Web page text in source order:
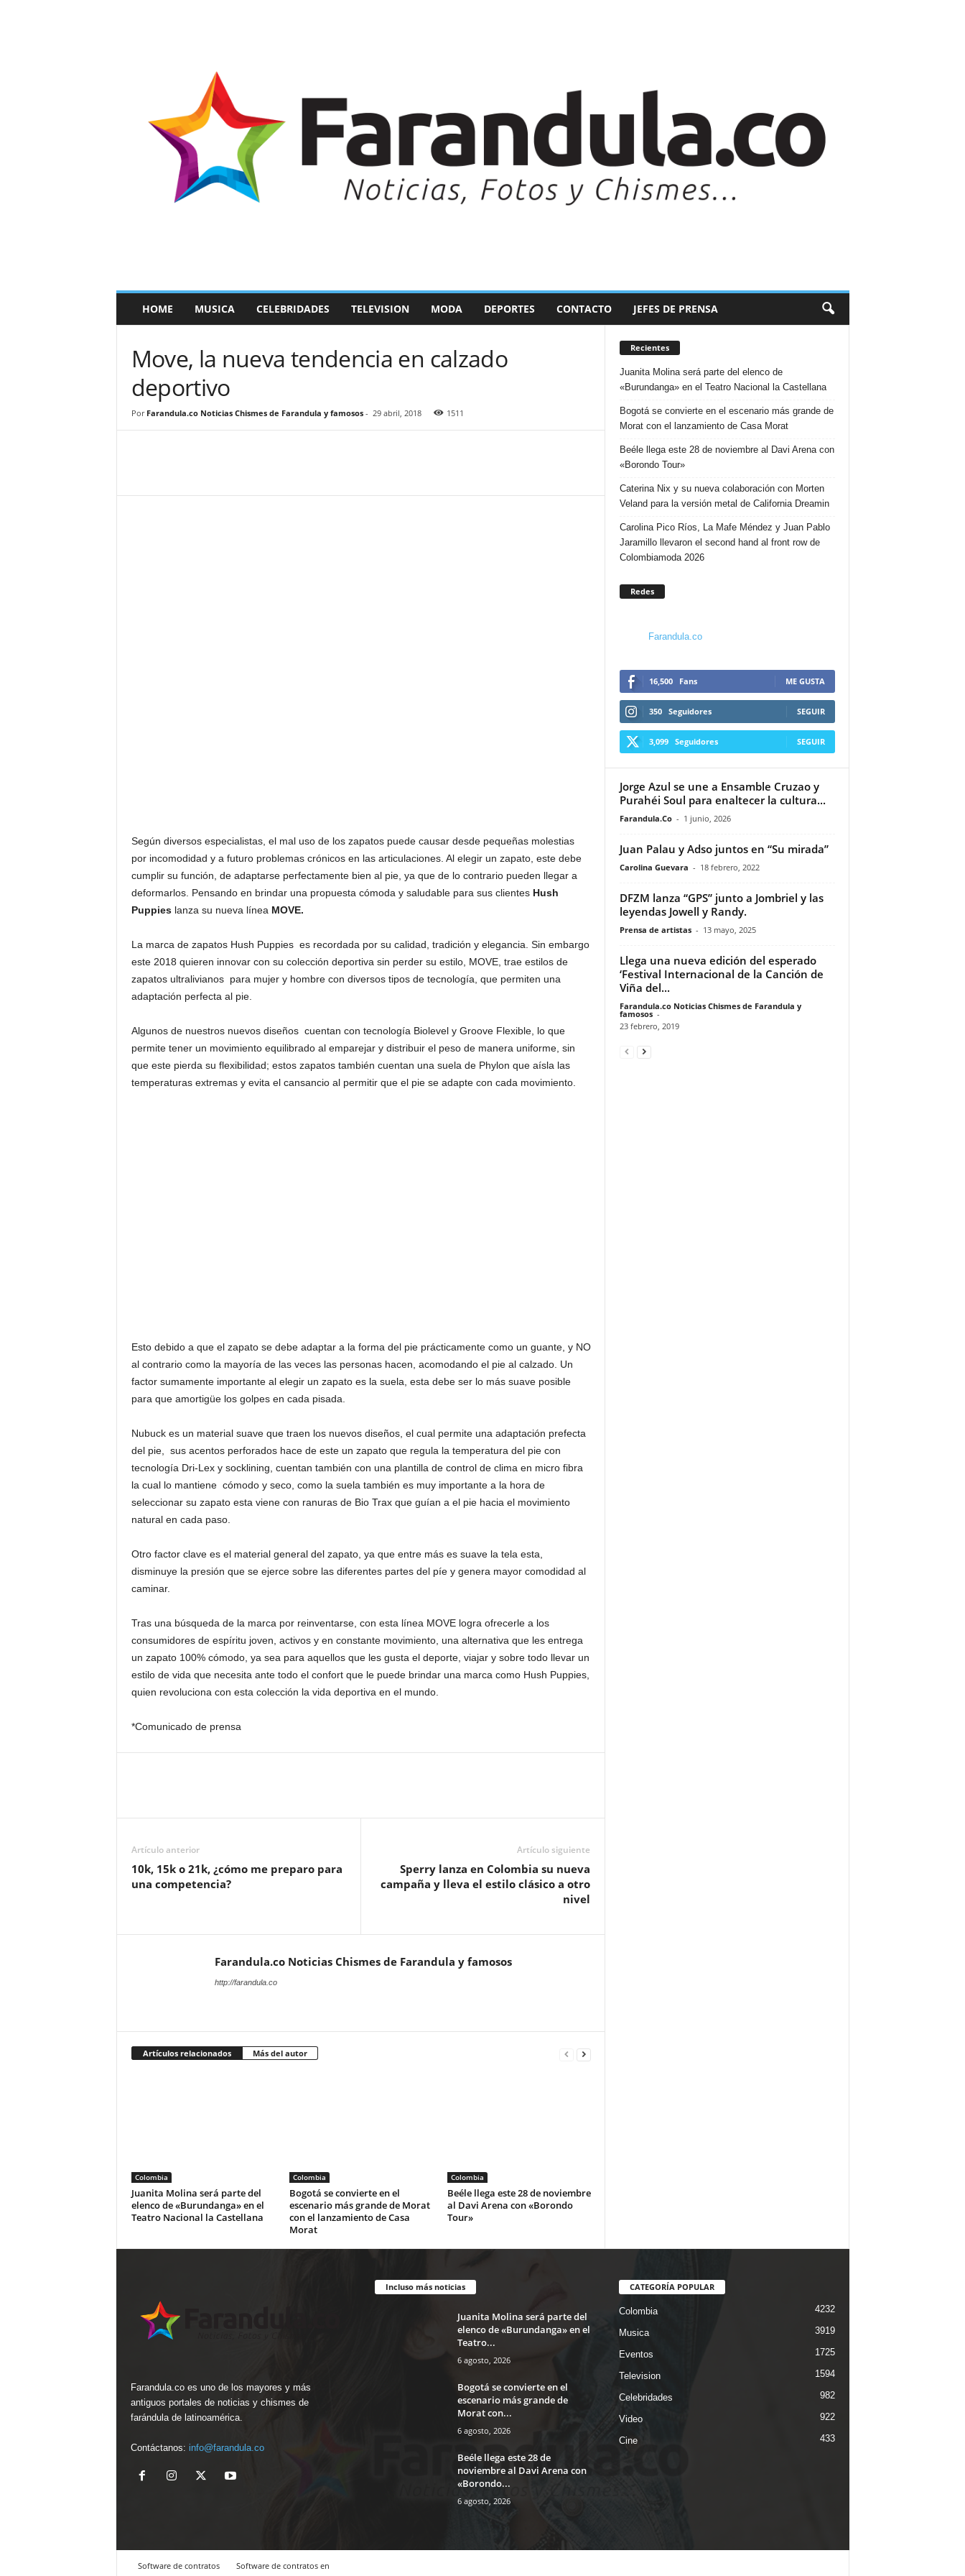
a
a
N
HOME MUSICA CELEBRIDADES TELEVISION MODA DEPORTES CONTACTO JEFES DE PRENSA
Move, la nueva tendencia en calzado
deportivo
Por Farandula.co Noticias Chismes de Farandula y famosos- 29 abril, 2018 1511
Según diversos especialistas, el mal uso de los zapatos puede causar desde pequeñas molestias
por incomodidad y a futuro problemas crónicos en las articulaciones. Al elegir un zapato, este debe
cumplir su función, de adaptarse perfectamente bien al pie, ya que de lo contrario pueden llegar a
deformarlos. Pensando en brindar una propuesta cómoda y saludable para sus clientesHush
Puppieslanza su nueva línea MOVE.
La marca de zapatos Hush Puppies es recordada por su calidad, tradición y elegancia. Sin embargo
este 2018 quieren innovar con su colección deportiva sin perder su estilo, MOVE, trae estilos de
zapatos ultralivianos para mujer y hombre con diversos tipos de tecnología, que permiten una
adaptación perfecta al pie.
Algunos de nuestros nuevos diseños cuentan con tecnología Biolevel y Groove Flexible, lo que
permite tener un movimiento equilibrado al emparejar y distribuir el peso de manera uniforme, sin
que este pierda su flexibilidad; estos zapatos también cuentan una suela de Phylon que aísla las
temperaturas extremas y evita el cansancio al permitir que el pie se adapte con cada movimiento.
Esto debido a que el zapato se debe adaptar a la forma del pie prácticamente como un guante, y NO
al contrario como la mayoría de las veces las personas hacen, acomodando el pie al calzado. Un
factor sumamente importante al elegir un zapato es la suela, esta debe ser lo más suave posible
para que amortigüe los golpes en cada pisada.
Nubuck es un material suave que traen los nuevos diseños, el cual permite una adaptación prefecta
del pie, sus acentos perforados hace de este un zapato que regula la temperatura del pie con
tecnología Dri-Lex y socklining, cuentan también con una plantilla de control de clima en micro fibra
la cual lo mantiene cómodo y seco, como la suela también es muy importante a la hora de
seleccionar su zapato esta viene con ranuras de Bio Trax que guían a el pie hacia el movimiento
natural en cada paso.
Otro factor clave es el material general del zapato, ya que entre más es suave la tela esta,
disminuye la presión que se ejerce sobre las diferentes partes del píe y genera mayor comodidad al
caminar.
Tras una búsqueda de la marca por reinventarse, con esta línea MOVE logra ofrecerle a los
consumidores de espíritu joven, activos y en constante movimiento, una alternativa que les entrega
un zapato 100% cómodo, ya sea para aquellos que les gusta el deporte, viajar y sobre todo llevar un
estilo de vida que necesita ante todo el confort que le puede brindar una marca como Hush Puppies,
quien revoluciona con esta colección la vida deportiva en el mundo.
*Comunicado de prensa
Artículo anterior
10k, 15k o 21k, ¿cómo me preparo para
una competencia?
Artículo siguiente
Sperry lanza en Colombia su nueva
campaña y lleva el estilo clásico a otro
nivel
Farandula.co Noticias Chismes de Farandula y famosos
http://farandula.co
Artículos relacionados Más del autor
Colombia
Juanita Molina será parte del
elenco de «Burundanga» en el
Teatro Nacional la Castellana
Colombia
Bogotá se convierte en el
escenario más grande de Morat
con el lanzamiento de Casa
Morat
Colombia
Beéle llega este 28 de noviembre
al Davi Arena con «Borondo
Tour»
Recientes
Juanita Molina será parte del elenco de
«Burundanga» en el Teatro Nacional la Castellana
Bogotá se convierte en el escenario más grande de
Morat con el lanzamiento de Casa Morat
Beéle llega este 28 de noviembre al Davi Arena con
«Borondo Tour»
Caterina Nix y su nueva colaboración con Morten
Veland para la versión metal de California Dreamin
Carolina Pico Ríos, La Mafe Méndez y Juan Pablo
Jaramillo llevaron el second hand al front row de
Colombiamoda 2026
Redes
Farandula.co
16,500 Fans ME GUSTA
350 Seguidores SEGUIR
3,099 Seguidores SEGUIR
Jorge Azul se une a Ensamble Cruzao y
Purahéi Soul para enaltecer la cultura...
Farandula.Co - 1 junio, 2026
Juan Palau y Adso juntos en “Su mirada”
Carolina Guevara - 18 febrero, 2022
DFZM lanza “GPS” junto a Jombriel y las
leyendas Jowell y Randy.
Prensa de artistas - 13 mayo, 2025
Llega una nueva edición del esperado
‘Festival Internacional de la Canción de
Viña del...
Farandula.co Noticias Chismes de Farandula y
famosos -
23 febrero, 2019
Farandula.co es uno de los mayores y más
antiguos portales de noticias y chismes de
farándula de latinoamérica.
Contáctanos: info@farandula.co
Incluso más noticias
Juanita Molina será parte del
elenco de «Burundanga» en el
Teatro...
6 agosto, 2026
Bogotá se convierte en el
escenario más grande de
Morat con...
6 agosto, 2026
Beéle llega este 28 de
noviembre al Davi Arena con
«Borondo...
6 agosto, 2026
CATEGORÍA POPULAR
Colombia 4232
Musica 3919
Eventos 1725
Television 1594
Celebridades 982
Video 922
Cine 433
Software de contratos Software de contratos en